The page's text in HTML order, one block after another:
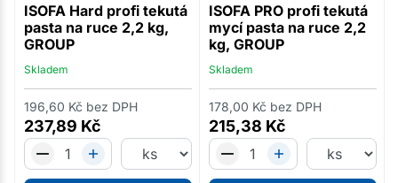
ISOFA Hard profi tekutá
pasta na ruce 2,2 kg,
GROUP
Skladem
237,89 Kč
196,60 Kč bez DPH
ISOFA PRO profi tekutá
mycí pasta na ruce 2,2
kg, GROUP
Skladem
215,38 Kč
178,00 Kč bez DPH